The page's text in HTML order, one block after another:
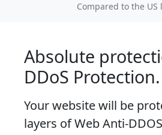
Compared to the US
Absolute
DDoS Protection.
Your website will be
layers of Web Anti-